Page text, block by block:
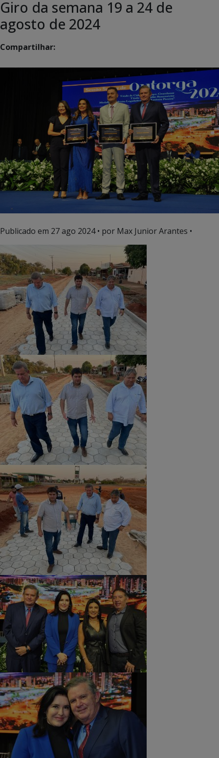
Giro da semana 19 a 24 de
agosto de 2024
Compartilhar:
Publicado em 27 ago 2024• por Max Junior Arantes •